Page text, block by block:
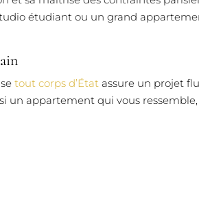
étudiant ou un grand
tout corps d’Étatassure un projet
un appartement qui vous